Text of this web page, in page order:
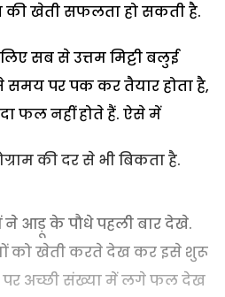
की खेती सफलता हो सकती है.
सब से उत्तम मिट्टी बलुई
पर पक कर तैयार होता है,
फल नहीं होते हैं. ऐसे में
की दर से भी बिकता है.
आड़ू के पौधे पहली बार देखे.
को खेती करते देख कर इसे शुरू
पर अच्छी संख्या में लगे फल देख